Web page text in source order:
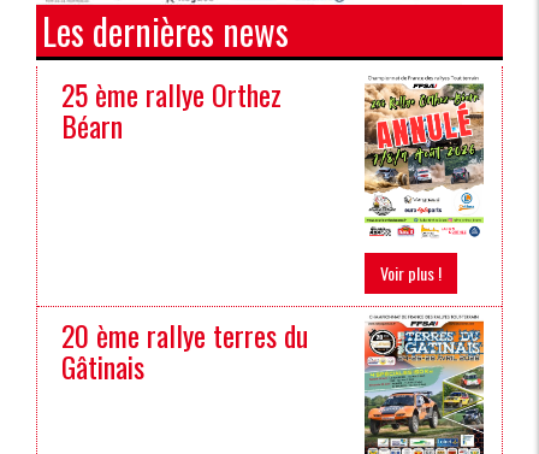
Les dernières news
25 ème rallye Orthez
Béarn
Voir plus !
20 ème rallye terres du
Gâtinais